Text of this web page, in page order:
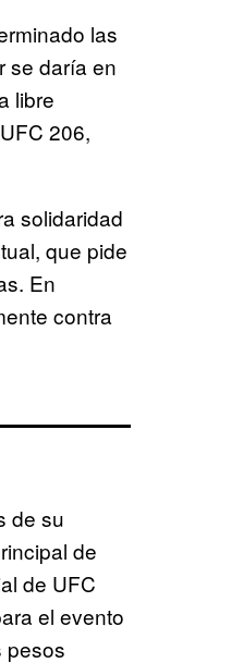
las
se daría en
libre
206,
solidaridad
que pide
En
contra
de su
de
de UFC
el evento
pesos